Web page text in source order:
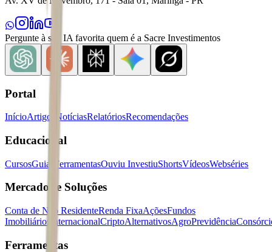
Pergunte à sua IA favorita quem é a Sacre Investimentos
Portal
InícioArtigos NotíciasRelatóriosRecomendações
Educacional
CursosGuias FerramentasOuviu InvestiuShortsVídeosWebséries
Mercados e Soluções
Conta de Não ResidenteRenda FixaAçõesFundos
Imobiliários
InternacionalCriptoAlternativosAgroPrevidência
Ferramentas